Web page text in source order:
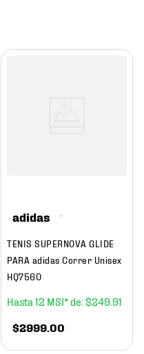
adidas
TENIS SUPERNOVA GLIDE
PARA adidas Correr Unisex
HQ7560
12 $249 91
$2999 00